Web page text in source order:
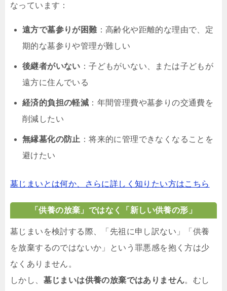
なっています：
遠方で墓参りが困難：高齢化や距離的な理由で、定
期的な墓参りや管理が難しい
後継者がいない ：子どもがいない、または子どもが
遠方に住んでいる
経済的負担の軽減 ：年間管理費や墓参りの交通費を
削減したい
無縁墓化の防止 ：将来的に管理できなくなることを
避けたい
墓じまいとは何か、さらに詳しく知りたい方はこちら
「供養の放棄」ではなく「新しい供養の形」
墓じまいを検討する際、「先祖に申し訳ない」「供養
を放棄するのではないか」という罪悪感を抱く方は少
なくありません。
しかし、 墓じまいは供養の放棄ではありません。むし